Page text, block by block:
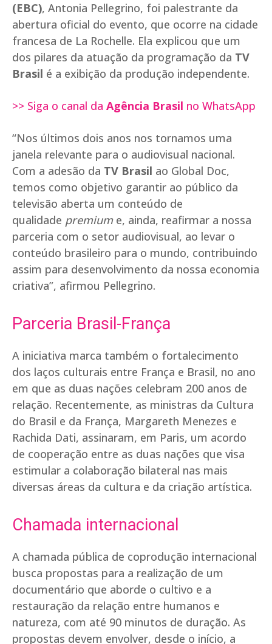
(EBC), Antonia Pellegrino, foi palestrante da
abertura oficial do evento, que ocorre na cidade
francesa de La Rochelle. Ela explicou que um
dos pilares da atuação da programação da TV
Brasil é a exibição da produção independente.
>> Siga o canal da Agência Brasil no WhatsApp
“Nos últimos dois anos nos tornamos uma
janela relevante para o audiovisual nacional.
Com a adesão da TV Brasil ao Global Doc,
temos como objetivo garantir ao público da
televisão aberta um conteúdo de
qualidade premiume, ainda, reafirmar a nossa
parceria com o setor audiovisual, ao levar o
conteúdo brasileiro para o mundo, contribuindo
assim para desenvolvimento da nossa economia
criativa”, afirmou Pellegrino.
Parceria Brasil-França
A iniciativa marca também o fortalecimento
dos laços culturais entre França e Brasil, no ano
em que as duas nações celebram 200 anos de
relação. Recentemente, as ministras da Cultura
do Brasil e da França, Margareth Menezes e
Rachida Dati, assinaram, em Paris, um acordo
de cooperação entre as duas nações que visa
estimular a colaboração bilateral nas mais
diversas áreas da cultura e da criação artística.
Chamada internacional
A chamada pública de coprodução internacional
busca propostas para a realização de um
documentário que aborde o cultivo e a
restauração da relação entre humanos e
natureza, com até 90 minutos de duração. As
propostas devem envolver, desde o início, a